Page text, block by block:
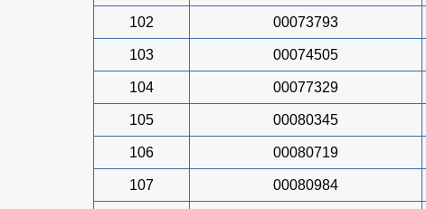
102 00073793
103 00074505
104 00077329
105 00080345
106 00080719
107 00080984